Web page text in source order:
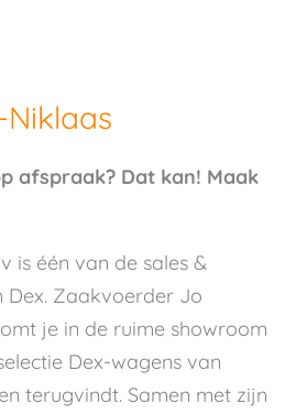
afspraak? Dat kan! Maak
is één van de sales &
Dex. Zaakvoerder Jo
je in de ruime showroom
Dex-wagens van
terugvindt. Samen met zijn